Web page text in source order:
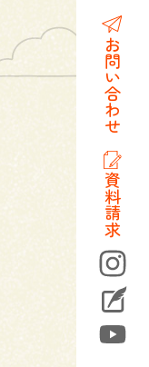
お問い合わせ
資料請求